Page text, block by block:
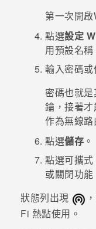
第一次開啟
點選設定
用預設名稱
輸入密碼或
密碼也就
鑰，接著
作為無線路
點選儲存 。
點選可攜
或關閉功能
狀態列出現
Fi 熱點使用。